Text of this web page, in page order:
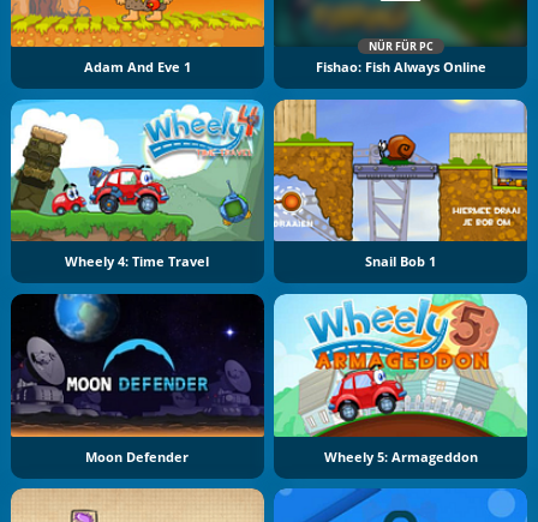
Adam And Eve 1
NÜR FÜR PC
Fishao: Fish Always Online
Wheely 4: Time Travel Snail Bob 1
Moon Defender Wheely 5: Armageddon